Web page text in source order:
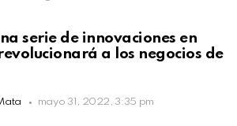
serie de innovaciones en
a los negocios de
mayo 31, 2022, 3:35 pm